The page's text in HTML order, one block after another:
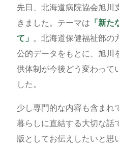
先日、北海道病院協会旭川
きました。テーマは 「新
て」 。北海道保健福祉部の
公的データをもとに、旭川
供体制が今後どう変わって
した。
少し専門的な内容も含まれ
暮らしに直結する大切な話
版としてお伝えしたいと思